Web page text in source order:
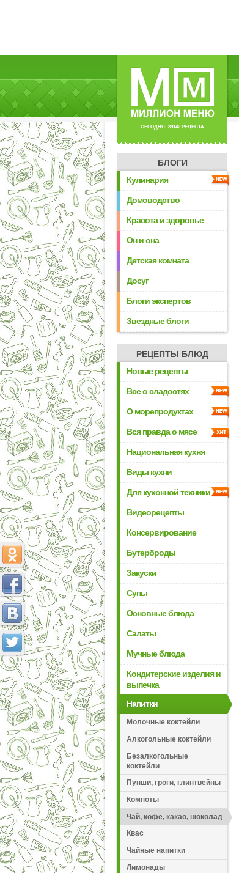
СЕГОДНЯ: 39142 РЕЦЕПТА
БЛОГИ
Кулинария
Домоводство
Красота и здоровье
Он и она
Детская комната
Досуг
Блоги экспертов
Звездные блоги
РЕЦЕПТЫ БЛЮД
Новые рецепты
Все о сладостях
О морепродуктах
Вся правда о мясе
Национальная кухня
Виды кухни
Для кухонной техники
Видеорецепты
Консервирование
Бутерброды
Закуски
Супы
Основные блюда
Салаты
Мучные блюда
Кондитерские изделия и
выпечка
Напитки
Молочные коктейли
Алкогольные коктейли
Безалкогольные
коктейли
Пунши, гроги, глинтвейны
Компоты
Чай, кофе, какао, шоколад
Квас
Чайные напитки
Лимонады